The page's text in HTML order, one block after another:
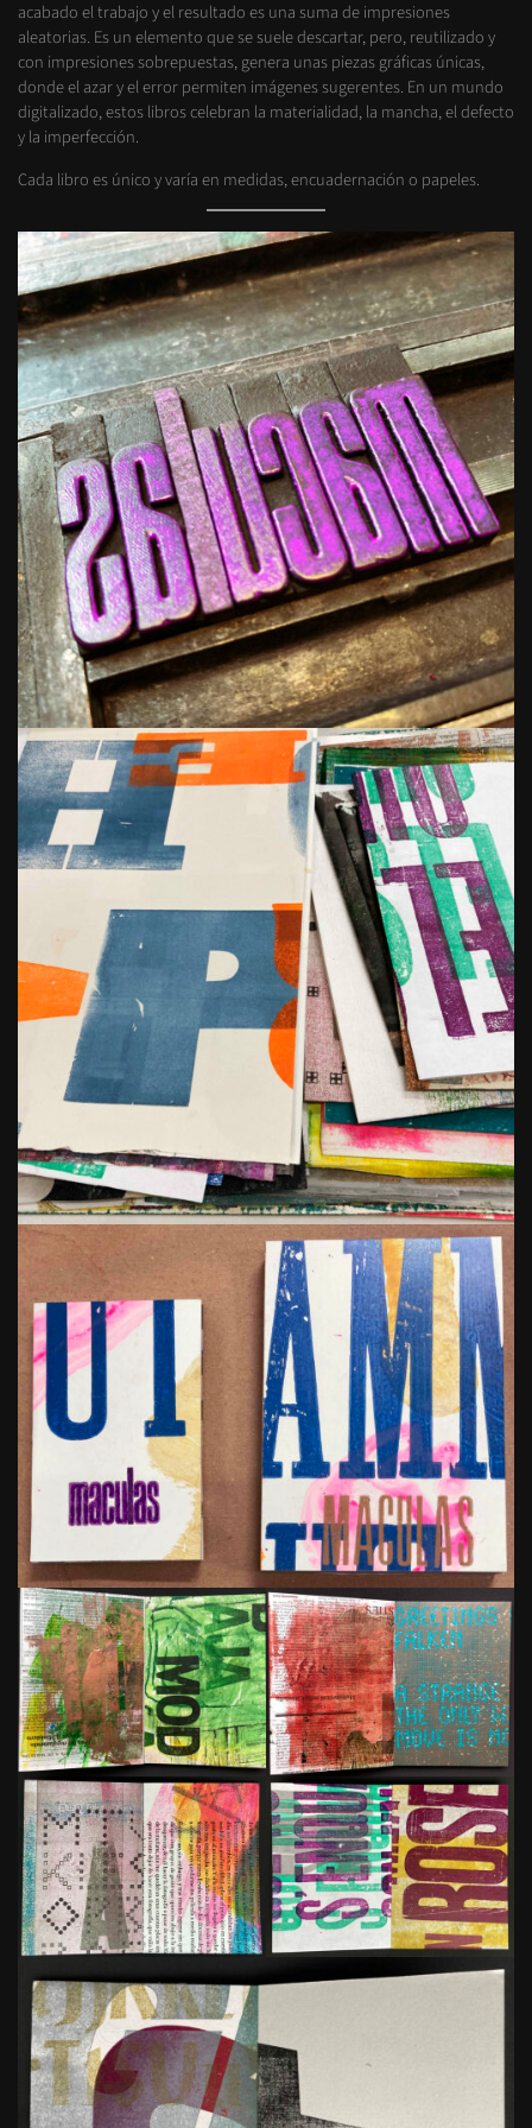
acabado el trabajo y el resultado es una suma de impresiones
aleatorias. Es un elemento que se suele descartar, pero, reutilizado y
con impresiones sobrepuestas, genera unas piezas gráficas únicas,
donde el azar y el error permiten imágenes sugerentes. En un mundo
digitalizado, estos libros celebran la materialidad, la mancha, el defecto
y la imperfección.
Cada libro es único y varía en medidas, encuadernación o papeles.